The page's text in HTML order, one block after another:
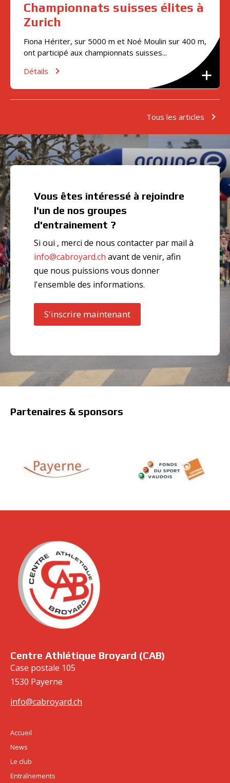
Championnats suisses élites à
Zurich
Fiona Hériter, sur 5000 m et Noé Moulin sur 400 m,
ont participé aux championnats suisses...
Détails
Tous les articles
Vous êtes intéressé à rejoindre
l'un de nos groupes
d'entrainement ?
Si oui , merci de nous contacter par mail à
info@cabroyard.ch avant de venir, afin
que nous puissions vous donner
l'ensemble des informations.
S'inscrire maintenant
Partenaires & sponsors
Centre Athlétique Broyard (CAB)
Case postale 105
1530 Payerne
info@cabroyard.ch
Accueil
News
Le club
Entraînements